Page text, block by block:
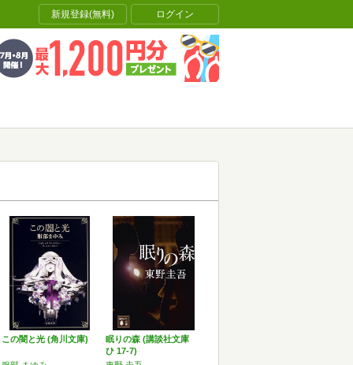
新規登録(無料) ログイン
この闇と光 (角川文庫)
眠りの森 (講談社文庫
ひ 17-7)